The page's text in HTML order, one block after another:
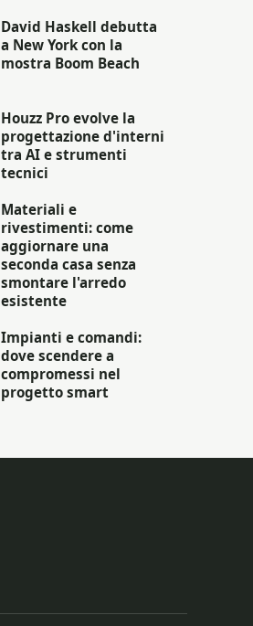
David Haskell debutta
a New York con la
mostra Boom Beach
Houzz Pro evolve la
progettazione d'interni
tra AI e strumenti
tecnici
Materiali e
rivestimenti: come
aggiornare una
seconda casa senza
smontare l'arredo
esistente
Impianti e comandi:
dove scendere a
compromessi nel
progetto smart